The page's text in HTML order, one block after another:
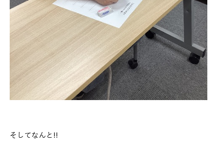
そしてなんと!!